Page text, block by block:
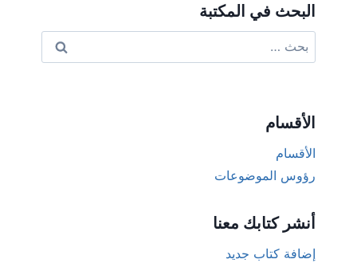
البحث في المكتبة
عن:
الأقسام
الأقسام
رؤوس الموضوعات
أنشر كتابك معنا
إضافة كتاب جديد